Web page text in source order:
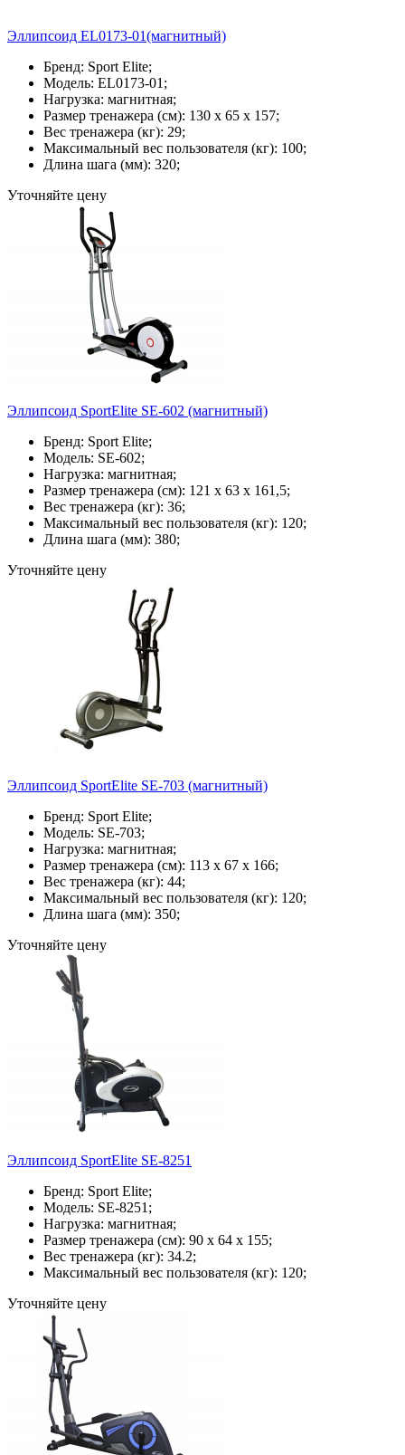
Эллипсоид EL0173-01(магнитный)
Бренд: Sport Elite;
Модель: EL0173-01;
Нагрузка: магнитная;
Размер тренажера (см): 130 х 65 х 157;
Вес тренажера (кг): 29;
Максимальный вес пользователя (кг): 100;
Длина шага (мм): 320;
Уточняйте цену
Эллипсоид SportElite SE-602 (магнитный)
Бренд: Sport Elite;
Модель: SE-602;
Нагрузка: магнитная;
Размер тренажера (см): 121 х 63 х 161,5;
Вес тренажера (кг): 36;
Максимальный вес пользователя (кг): 120;
Длина шага (мм): 380;
Уточняйте цену
Эллипсоид SportElite SE-703 (магнитный)
Бренд: Sport Elite;
Модель: SE-703;
Нагрузка: магнитная;
Размер тренажера (см): 113 х 67 х 166;
Вес тренажера (кг): 44;
Максимальный вес пользователя (кг): 120;
Длина шага (мм): 350;
Уточняйте цену
Эллипсоид SportElite SE-8251
Бренд: Sport Elite;
Модель: SE-8251;
Нагрузка: магнитная;
Размер тренажера (см): 90 х 64 х 155;
Вес тренажера (кг): 34.2;
Максимальный вес пользователя (кг): 120;
Уточняйте цену